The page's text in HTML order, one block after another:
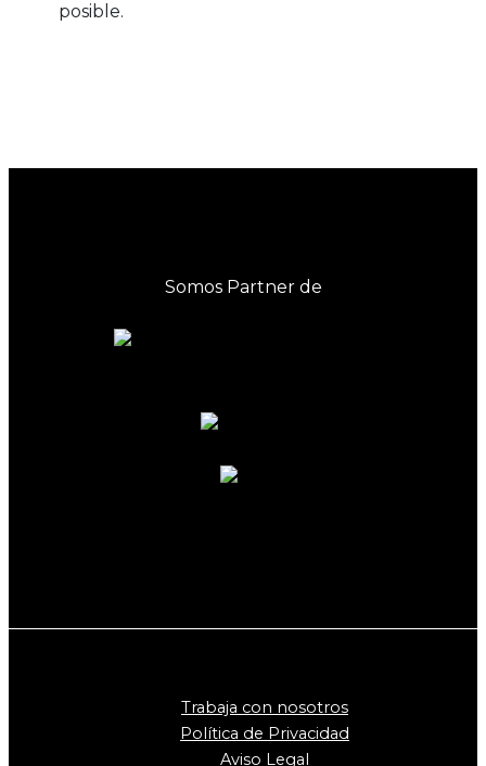
posible.
Somos Partner de
Trabaja con nosotros
Política de Privacidad
Aviso Legal